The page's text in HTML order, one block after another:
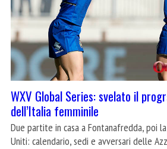
WXV Global Series: svelato il
dell’Italia femminile
Due partite in casa a Fontanafredda, poi
Uniti: calendario, sedi e avversari delle